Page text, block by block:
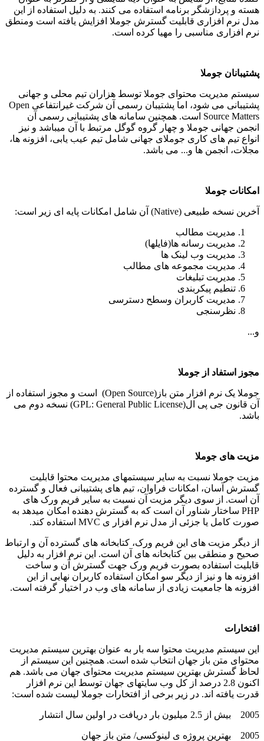
هسته و پردازشگر برنامه استفاده می کنند. به دلیل استفاده از این
مدل نرم افزاری قابلیت گسترش جوملا افزایش یافته است ومنطق
نرم افزاری مناسبی را مهیا کرده است.
پشتیبانان جوملا
سیستم مدیریت محتوای جوملا توسط هزاران تیم محلی و جهانی
پشتیبانی می شود، اما پشتیبان رسمی آن شرکت غیرانتفاعی Open
Source Matters است. همچنین سامانه های پشتیبانی رسمی آن
انجمن جهانی جوملا و چهار گروه گوگل مرتبط با آن میباشد و نیز
انواع تیم های کاری جوملای جهانی شامل تیم عیب یابی، افزونه ها،
مجلات، انجمن ها و... می باشد.
امکانات جوملا
آخرین نسخه طبیعی (Native) آن شامل امکانات پایه ای زیر است:
مدیریت مطالب
مدیریت رسانه ها(فایلها)
مدیریت وب لینک ها
مدیریت مجموعه های مطالب
مدیریت تبلیغات
تنطیم پیکربندی
مدیریت کاربران وسطح دسترسی
نظرسنجی
و...
مجوز استفاد از جوملا
جوملا یک نرم افزار متن باز(Open Source) است و مجوز استفاده از
آن قانون جی پی ال(GPL: General Public License) نسخه دوم می
باشد.
مزیت های جوملا
مزیت جوملا نسبت به سایر سیستمهای مدیریت محتوا قابلیت
گسترش آسان، امکانات فراوان، تیم های پشتیبانی فعال و گسترده
آن است. از سوی دیگر مزیت آن نسبت به سایر فریم ورک های
PHP ساختار شناور آن است که به گسترش دهنده امکان میدهد به
صورت کامل یا جزئی از مدل نرم افزار ی MVC استفاده کند.
از دیگر مزیت های این فریم ورک، کتابخانه های گسترده آن و ارتباط
صحیح و منطقی بین کتابخانه های آن است. این نرم افزار به دلیل
قابلیت استفاده بصورت فریم ورک جهت گسترش آن و ساخت
افزونه ها و نیز از دیگر سو امکان استفاده کاربران نهایی از این
افزونه ها جامعیت زیادی از سامانه های وب در اختیار گرفته است.
افتخارات
این سیستم مدیریت محتوا سه بار به عنوان بهترین سیستم مدیریت
محتوای متن باز جهان انتخاب شده است. همچنین این سیستم از
لحاظ گسترش بهترین سیستم مدیریت محتوای جهان می باشد. هم
اکنون 2.8 درصد از کل وب سایتهای جهان توسط این نرم افزار
قدرت یافته اند. در زیر برخی از افتخارات جوملا لیست شده است:
2005 بیش از 2.5 میلیون بار دریافت در اولین سال انتشار
2005 بهترین پروژه ی لینوکسی/ متن باز جهان